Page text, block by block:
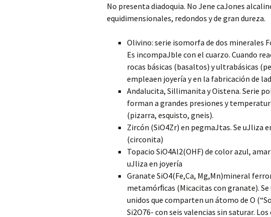
No presenta diadoquia. No Jene caJones
equidimensionales, redondos y de gran dureza.
Olivino: serie isomorfa de dos minerales
Es incompaJble con el cuarzo. Cuando
rocas básicas (basaltos) y ultrabásicas
empleaen joyería y en la fabricación de
Andalucita, Sillimanita y Oistena. Serie
forman a grandes presiones y
(pizarra, esquisto, gneis).
Zircón (SiO4Zr) en pegmaJtas. Se uJliza
(circonita)
Topacio SiO4Al2(OHF) de color azul,
uJliza en joyería
Granate SiO4(Fe,Ca, Mg,Mn)mineral
metamórﬁcas (Micacitas con granate).
unidos que comparten un átomo de O
Si2O76- con seis valencias sin saturar.